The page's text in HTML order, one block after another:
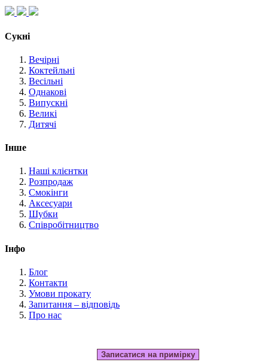
Сукні
Вечірні
Коктейльні
Весільні
Однакові
Випускні
Великі
Дитячі
Інше
Наші клієнтки
Розпродаж
Смокінги
Аксесуари
Шубки
Співробітництво
Інфо
Блог
Контакти
Умови прокату
Запитання – відповідь
Про нас